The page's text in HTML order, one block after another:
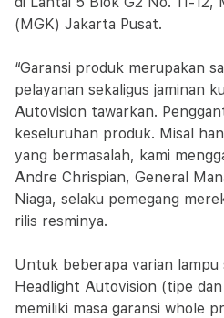
(MGK) Jakarta Pusat.
“Garansi produk merupakan
pelayanan sekaligus jaminan
Autovision tawarkan.
keseluruhan produk. Misal
yang bermasalah, kami
Andre Chrispian, General
Niaga, selaku pemegang
rilis resminya.
Untuk beberapa varian
Headlight Autovision (tipe
memiliki masa garansi whole